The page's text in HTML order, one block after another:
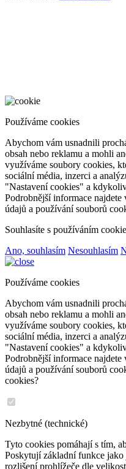
Používáme cookies
Abychom vám usnadnili
obsah nebo reklamu a mohli
využíváme soubory cookies,
sociální média, inzerci a
"Nastavení cookies" a
Podrobnější informace najdete
údajů a používání souborů
Souhlasíte s používáním
Ano, souhlasím Nesouhlasím
Používáme cookies
Abychom vám usnadnili
obsah nebo reklamu a mohli
využíváme soubory cookies,
sociální média, inzerci a
"Nastavení cookies" a
Podrobnější informace najdete
údajů a používání souborů
cookies?
Nezbytné (technické)
Tyto cookies pomáhají s tím,
Poskytují základní funkce jako
rozlišení prohlížeče dle